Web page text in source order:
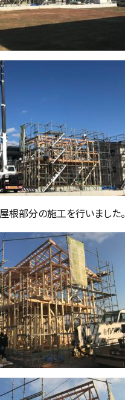
根部分の施工を行いました。